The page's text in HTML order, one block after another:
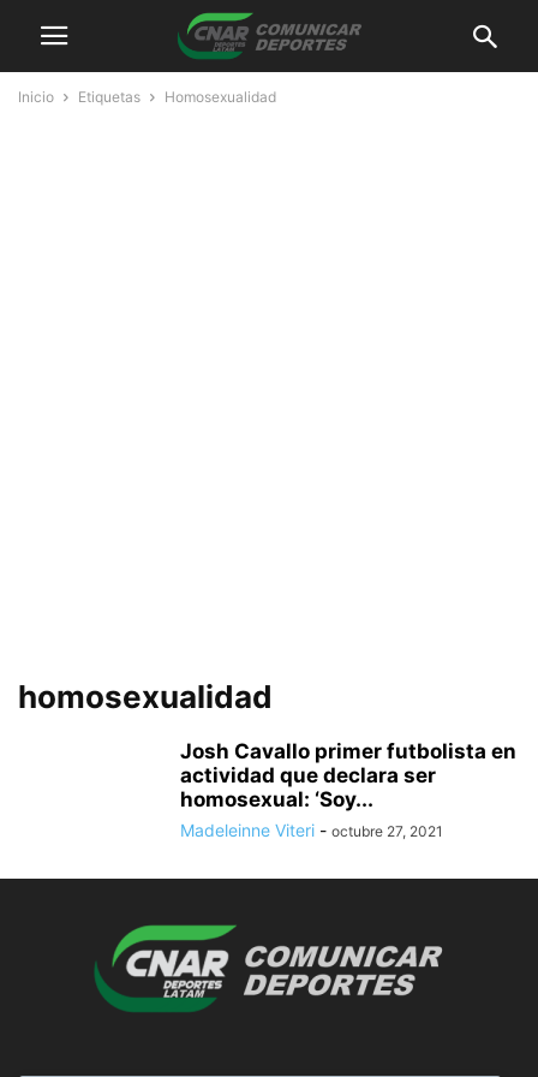
Inicio Etiquetas Homosexualidad
homosexualidad
Josh Cavallo primer futbolista en
actividad que declara ser
homosexual: ‘Soy...
Madeleinne Viteri - octubre 27, 2021